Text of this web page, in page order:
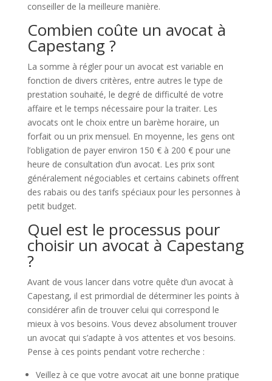
conseiller de la meilleure manière.
Combien coûte un avocat à
Capestang ?
La somme à régler pour un avocat est variable en
fonction de divers critères, entre autres le type de
prestation souhaité, le degré de difficulté de votre
affaire et le temps nécessaire pour la traiter. Les
avocats ont le choix entre un barème horaire, un
forfait ou un prix mensuel. En moyenne, les gens ont
l’obligation de payer environ 150 € à 200 € pour une
heure de consultation d’un avocat. Les prix sont
généralement négociables et certains cabinets offrent
des rabais ou des tarifs spéciaux pour les personnes à
petit budget.
Quel est le processus pour
choisir un avocat à Capestang
?
Avant de vous lancer dans votre quête d’un avocat à
Capestang, il est primordial de déterminer les points à
considérer afin de trouver celui qui correspond le
mieux à vos besoins. Vous devez absolument trouver
un avocat qui s’adapte à vos attentes et vos besoins.
Pense à ces points pendant votre recherche :
Veillez à ce que votre avocat ait une bonne pratique